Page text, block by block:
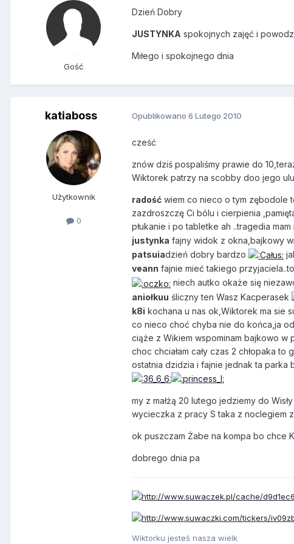
Gość
Dzień Dobry
JUSTYNKA spokojnych zajęć i
Miłego i spokojnego dnia
katiaboss
Użytkownik
0
Opublikowano 6 Lutego 2010
cześć
znów dziś pospaliśmy prawie do
Wiktorek patrzy na scobby doo jego
radość wiem co nieco o tym zębodole
zazdroszczę Ci bólu i cierpienia
płukanie i po tabletke ah ..tragedia
justynka fajny widok z okna,bajkowy
patsuiadzień dobry bardzo
veann fajnie mieć takiego
niech autko okaże się
aniołkuu śliczny ten Wasz Kacperasek
k8i kochana u nas ok,Wiktorek ma sie
co nieco choć chyba nie do końca,ja
ciąże z Wikiem wspominam bajkowo
choc chciałam cały czas 2 chłopaka
ostatnia dzidzia i fajnie jednak ta parka
my z małżą 20 lutego jedziemy do
wycieczka z pracy S taka z noclegiem
ok puszczam Żabe na kompa bo chce
dobrego dnia pa
Wiktorku jesteś nasza wielk